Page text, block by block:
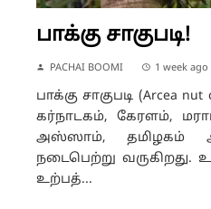
பாக்கு சாகுபடி!
PACHAI BOOMI 1 week ago
பாக்கு சாகுபடி (Arcea
கர்நாடகம், கேரளம்,
அஸ்ஸாம், தமிழகம்
நடைபெற்று
உற்பத்...